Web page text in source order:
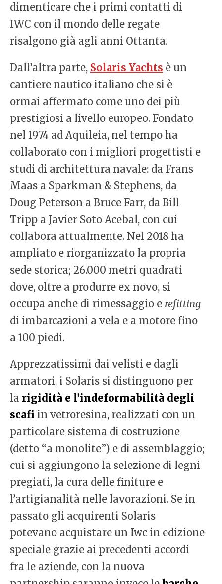
dimenticare che i primi contatti di
IWC con il mondo delle regate
risalgono già agli anni Ottanta.
Dall’altra parte, Solaris Yachts è un
cantiere nautico italiano che si è
ormai affermato come uno dei più
prestigiosi a livello europeo. Fondato
nel 1974 ad Aquileia, nel tempo ha
collaborato con i migliori progettisti e
studi di architettura navale: da Frans
Maas a Sparkman & Stephens, da
Doug Peterson a Bruce Farr, da Bill
Tripp a Javier Soto Acebal, con cui
collabora attualmente. Nel 2018 ha
ampliato e riorganizzato la propria
sede storica; 26.000 metri quadrati
dove, oltre a produrre ex novo, si
occupa anche di rimessaggio e refitting
di imbarcazioni a vela e a motore fino
a 100 piedi.
Apprezzatissimi dai velisti e dagli
armatori, i Solaris si distinguono per
la rigidità e l’indeformabilità degli
scafi in vetroresina, realizzati con un
particolare sistema di costruzione
(detto “a monolite”) e di assemblaggio;
cui si aggiungono la selezione di legni
pregiati, la cura delle finiture e
l’artigianalità nelle lavorazioni. Se in
passato gli acquirenti Solaris
potevano acquistare un Iwc in edizione
speciale grazie ai precedenti accordi
fra le aziende, con la nuova